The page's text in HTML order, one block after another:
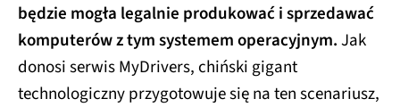
będzie mogła legalnie produkować i sprzedawać
komputerów z tym systemem operacyjnym.Jak
donosi serwis MyDrivers, chiński gigant
technologiczny przygotowuje się na ten scenariusz,